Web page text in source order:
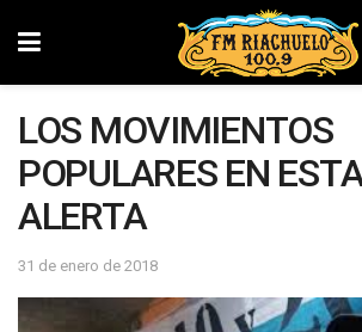
LOS MOVIMIENTOS
POPULARES EN
ALERTA
31 de enero de 2018